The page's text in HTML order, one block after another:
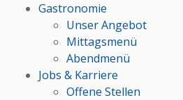
Gastronomie
Unser Angebot
Mittagsmenü
Abendmenü
Jobs & Karriere
Offene Stellen